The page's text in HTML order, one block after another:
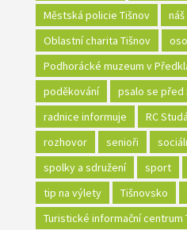
Městská policie Tišnov
Oblastní charita Tišnov
Podhorácké muzeum v
poděkování
psalo se před
radnice informuje
RC
rozhovor
senioři
spolky a sdružení
sport
tip na výlety
Tišnovsko
Turistické informační centrum